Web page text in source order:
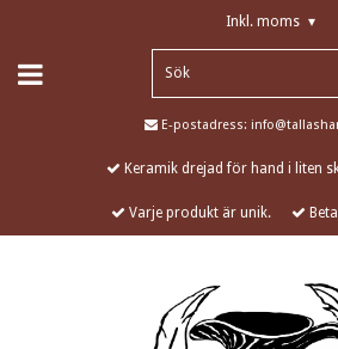
Inkl. moms ▾
E-postadress:
Keramik drejad för hand i liten
Varje produkt är unik.